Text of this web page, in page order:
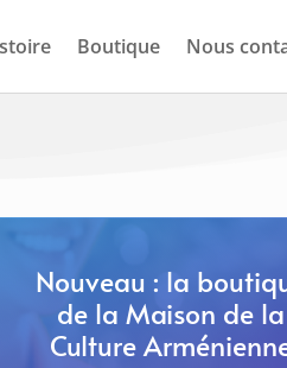
Boutique Nous
Nouveau : la
de la Maison de la
Culture